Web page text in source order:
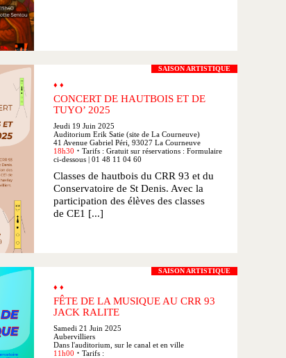
SAISON ARTISTIQUE
♦ ♦
CONCERT DE HAUTBOIS ET DE
TUYO’ 2025
Jeudi 19 Juin 2025
Auditorium Erik Satie (site de La Courneuve)
41 Avenue Gabriel Péri, 93027 La Courneuve
18h30
●
Tarifs : Gratuit sur réservations : Formulaire
ci-dessous | 01 48 11 04 60
Classes de hautbois du CRR 93 et du
Conservatoire de St Denis. Avec la
participation des élèves des classes
de CE1 [...]
SAISON ARTISTIQUE
♦ ♦
FÊTE DE LA MUSIQUE AU CRR 93
JACK RALITE
Samedi 21 Juin 2025
Aubervilliers
Dans l'auditorium, sur le canal et en ville
11h00
● Tarifs :